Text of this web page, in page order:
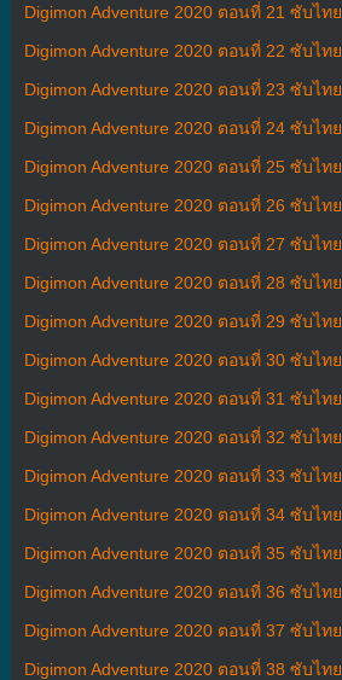
Digimon Adventure 2020 ตอนที่ 21 ซับไทย
Digimon Adventure 2020 ตอนที่ 22 ซับไทย
Digimon Adventure 2020 ตอนที่ 23 ซับไทย
Digimon Adventure 2020 ตอนที่ 24 ซับไทย
Digimon Adventure 2020 ตอนที่ 25 ซับไทย
Digimon Adventure 2020 ตอนที่ 26 ซับไทย
Digimon Adventure 2020 ตอนที่ 27 ซับไทย
Digimon Adventure 2020 ตอนที่ 28 ซับไทย
Digimon Adventure 2020 ตอนที่ 29 ซับไทย
Digimon Adventure 2020 ตอนที่ 30 ซับไทย
Digimon Adventure 2020 ตอนที่ 31 ซับไทย
Digimon Adventure 2020 ตอนที่ 32 ซับไทย
Digimon Adventure 2020 ตอนที่ 33 ซับไทย
Digimon Adventure 2020 ตอนที่ 34 ซับไทย
Digimon Adventure 2020 ตอนที่ 35 ซับไทย
Digimon Adventure 2020 ตอนที่ 36 ซับไทย
Digimon Adventure 2020 ตอนที่ 37 ซับไทย
Digimon Adventure 2020 ตอนที่ 38 ซับไทย